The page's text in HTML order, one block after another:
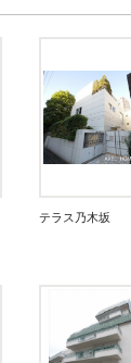
テラス乃木坂